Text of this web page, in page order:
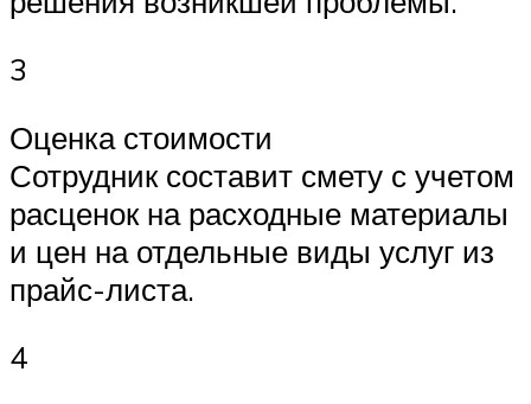
3
Оценка стоимости
Сотрудник составит смету с учетом
расценок на расходные материалы
и цен на отдельные виды услуг из
прайс-листа.
4